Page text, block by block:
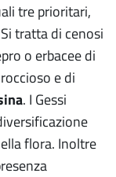
tre prioritari,
tratta di cenosi
o erbacee di
e di
. I Gessi
flora. Inoltre